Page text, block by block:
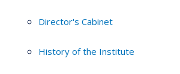
Director's Cabinet
History of the Institute